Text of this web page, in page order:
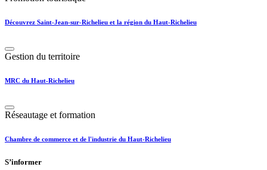
Découvrez Saint-Jean-sur-Richelieu et la région du Haut-Richelieu
Gestion du territoire
MRC du Haut-Richelieu
Réseautage et formation
Chambre de commerce et de l'industrie du Haut-Richelieu
S’informer